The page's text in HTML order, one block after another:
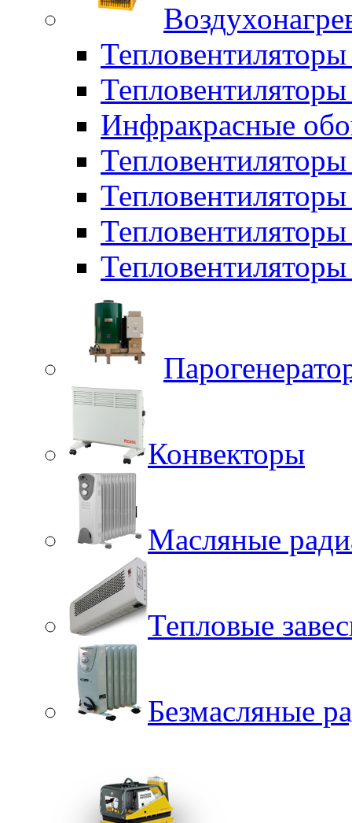
Тепловентиляторы
Инфракрасные
Конвекторы
Масляные
Тепловые
Безмасляные